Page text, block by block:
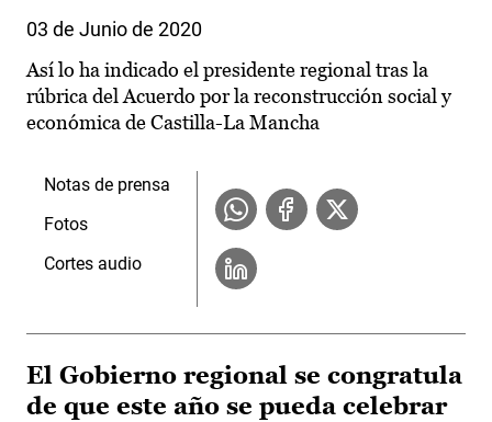
03 de Junio de 2020
Así lo ha indicado el presidente regional tras la
rúbrica del Acuerdo por la reconstrucción social y
económica de Castilla-La Mancha
Notas de prensa
Fotos
Cortes audio
El Gobierno regional se congratula
de que este año se pueda celebrar